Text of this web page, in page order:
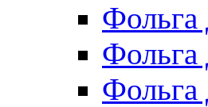
Фольга
Фольга
Фольга